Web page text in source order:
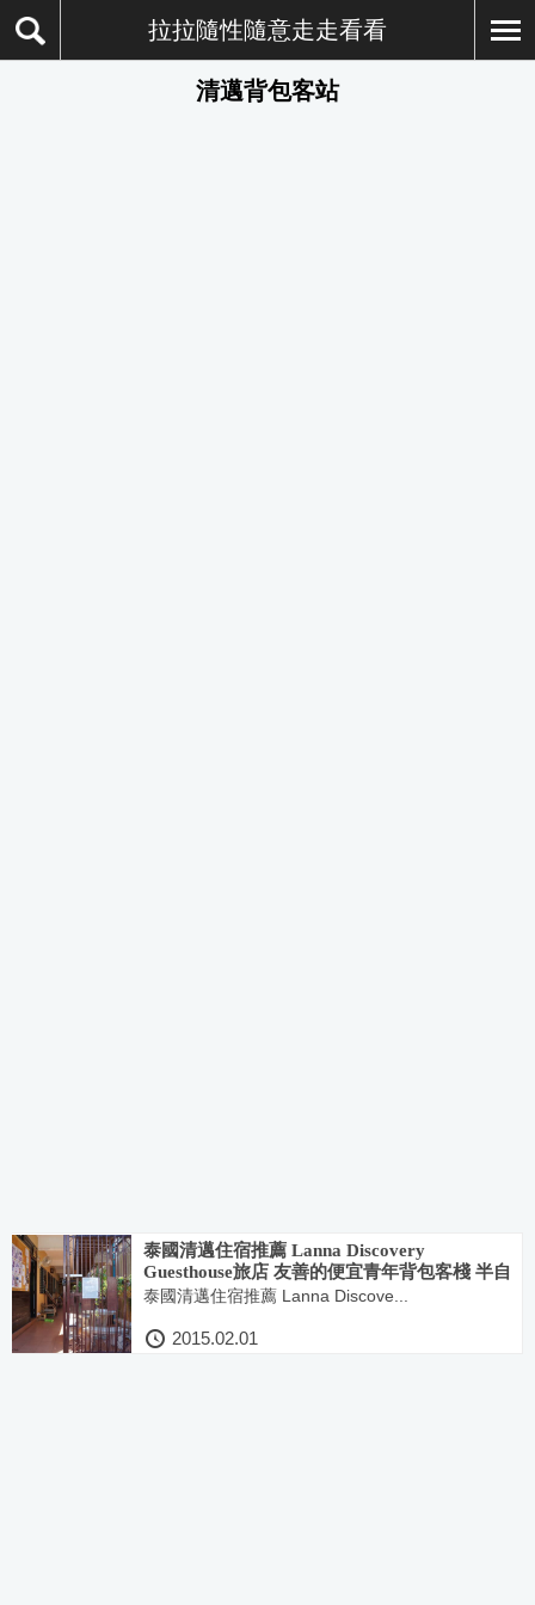
拉拉隨性隨意走走看看
清邁背包客站
泰國清邁住宿推薦 Lanna Discovery
Guesthouse旅店 友善的便宜青年背包客棧 半自
助旅行
泰國清邁住宿推薦 Lanna Discove...
2015.02.01